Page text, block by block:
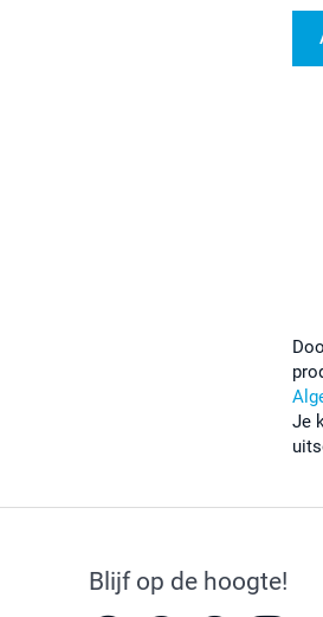
Je
Blijf op de hoogte!